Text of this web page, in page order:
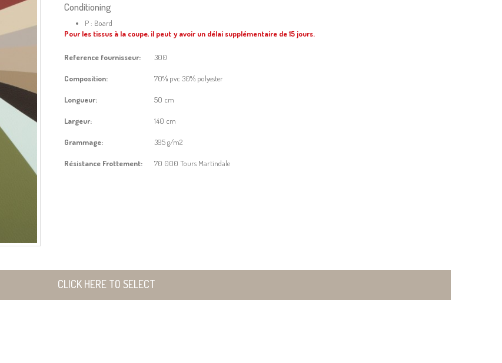
Conditioning
P : Board
Pour les tissus à la coupe, il peut y avoir un délai supplémentaire de 15 jours.
Reference fournisseur: 300
Composition: 70% pvc 30% polyester
Longueur: 50 cm
Largeur: 140 cm
Grammage: 395 g/m2
Résistance Frottement: 70 000 Tours Martindale
CLICK HERE TO SELECT